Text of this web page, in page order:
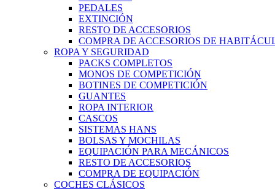
PEDALES
EXTINCIÓN
RESTO DE ACCESORIOS
COMPRA DE ACCESORIOS DE
ROPA Y SEGURIDAD
PACKS COMPLETOS
MONOS DE COMPETICIÓN
BOTINES DE COMPETICIÓN
GUANTES
ROPA INTERIOR
CASCOS
SISTEMAS HANS
BOLSAS Y MOCHILAS
EQUIPACIÓN PARA MECÁNICOS
RESTO DE ACCESORIOS
COMPRA DE EQUIPACIÓN
COCHES CLÁSICOS